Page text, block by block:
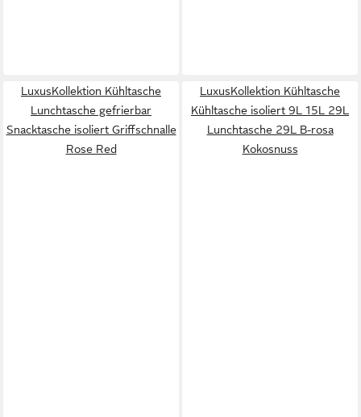
LuxusKollektion Kühltasche
Lunchtasche gefrierbar
Snacktasche isoliert Griffschnalle
Rose Red
LuxusKollektion Kühltasche
Kühltasche isoliert 9L 15L 29L
Lunchtasche 29L B-rosa
Kokosnuss